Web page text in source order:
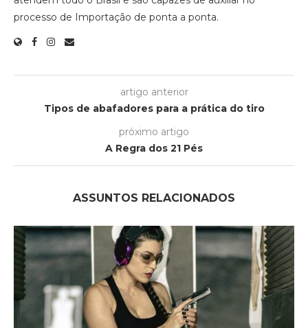
processo de Importação de ponta a ponta.
artigo anterior
Tipos de abafadores para a prática do tiro
próximo artigo
A Regra dos 21 Pés
ASSUNTOS RELACIONADOS